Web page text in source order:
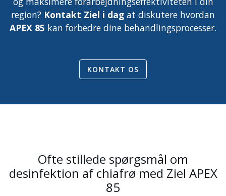
region? Kontakt Ziel i dag at diskutere hvordan
APEX 85 kan forbedre dine behandlingsprocesser.
KONTAKT OS
Ofte stillede spørgsmål om
desinfektion af chiafrø med Ziel APEX
85